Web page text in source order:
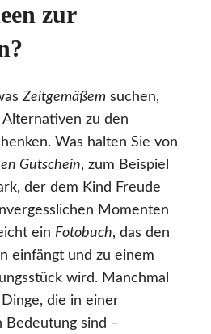
zur
Zeitgemäßem suchen,
zu den
Was halten Sie von
Gutschein, zum Beispiel
der dem Kind Freude
Momenten
ein Fotobuch, das den
einfängt und zu einem
wird. Manchmal
die in einer
Bedeutung sind –